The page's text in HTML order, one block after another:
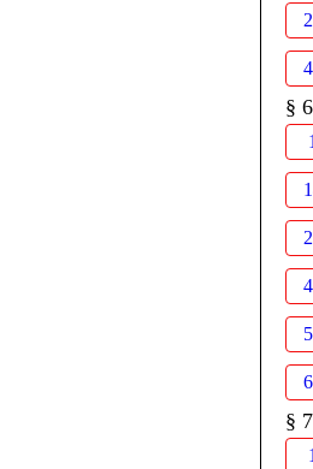
§
1
§
1